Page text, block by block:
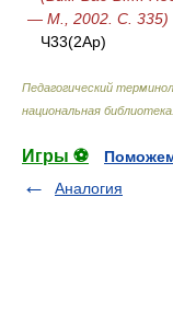
— М., 2002. С. 335)
Ч33(2Ар)
Педагогический
национальная библиотека
Игры ⚽
Аналогия